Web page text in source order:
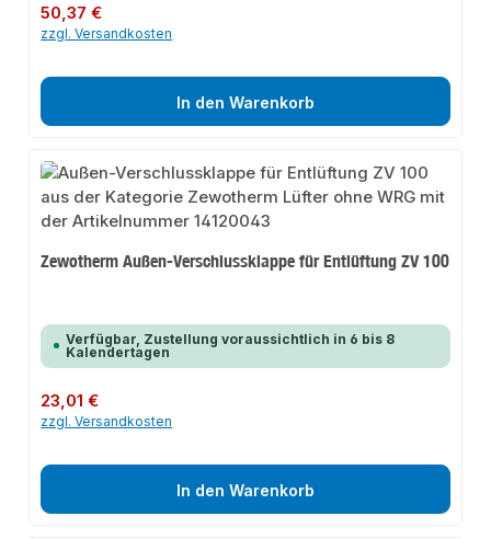
Regulärer Preis:
50,37 €
zzgl. Versandkosten
In den Warenkorb
Zewotherm Außen-Verschlussklappe für Entlüftung ZV 100
Verfügbar, Zustellung voraussichtlich in 6 bis 8
Kalendertagen
Regulärer Preis:
23,01 €
zzgl. Versandkosten
In den Warenkorb